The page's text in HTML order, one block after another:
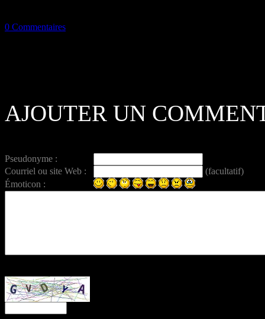
0 Commentaires
AJOUTER UN
Pseudonyme :
Courriel ou site Web :
(facultatif)
Émoticon :